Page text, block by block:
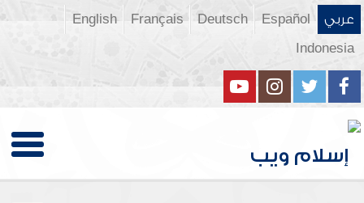
عربي Español
Deutsch
Français
English
Indonesia